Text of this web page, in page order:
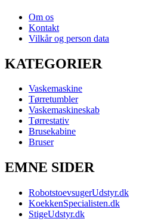
Om os
Kontakt
Vilkår og person data
KATEGORIER
Vaskemaskine
Tørretumbler
Vaskemaskineskab
Tørrestativ
Brusekabine
Bruser
EMNE SIDER
RobotstoevsugerUdstyr.dk
KoekkenSpecialisten.dk
StigeUdstyr.dk